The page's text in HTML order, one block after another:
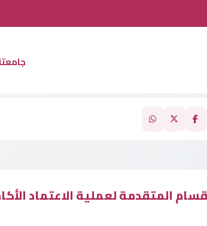
المتقدمة لعملية الاعتماد